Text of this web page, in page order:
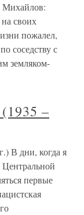
Михайлов:
своих
пожалел,
соседству с
земляком-
–
В дни, когда я
Центральной
первые